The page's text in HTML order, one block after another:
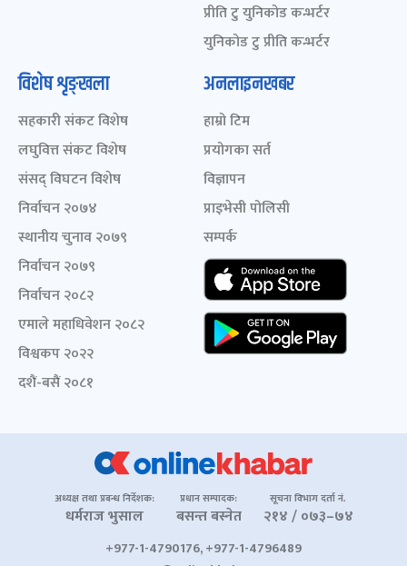
प्रीति टु युनिकोड कन्भर्टर
युनिकोड टु प्रीति कन्भर्टर
विशेष शृङ्खला
सहकारी संकट विशेष
लघुवित्त संकट विशेष
संसद् विघटन विशेष
निर्वाचन २०७४
स्थानीय चुनाव २०७९
निर्वाचन २०७९
निर्वाचन २०८२
एमाले महाधिवेशन २०८२
विश्वकप २०२२
दशैं-बसैं २०८१
अनलाइनखबर
हाम्रो टिम
प्रयोगका सर्त
विज्ञापन
प्राइभेसी पोलिसी
सम्पर्क
अध्यक्ष तथा प्रबन्ध निर्देशक:
धर्मराज भुसाल
प्रधान सम्पादक:
बसन्त बस्नेत
सूचना विभाग दर्ता नं.
२१४ / ०७३–७४
+977-1-4790176, +977-1-4796489